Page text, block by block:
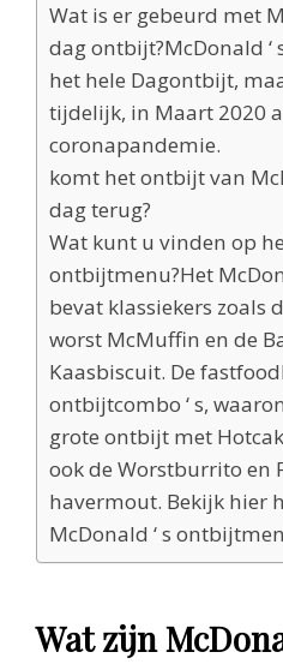
Wat is er gebeurd met
dag ontbijt?McDonald ‘
het hele Dagontbijt,
tijdelijk, in Maart 2020
coronapandemie.
komt het ontbijt van
dag terug?
Wat kunt u vinden op
ontbijtmenu?Het
bevat klassiekers zoals
worst McMuffin en de
Kaasbiscuit. De
ontbijtcombo ‘ s,
grote ontbijt met
ook de Worstburrito en
havermout. Bekijk hier
McDonald ‘ s
Wat zijn